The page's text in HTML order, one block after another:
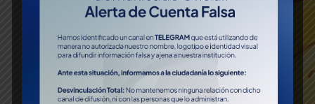
decidas
Planifica aquí el pago de tus
estudios, tu casa, tu viaje en
familia o para tu retiro